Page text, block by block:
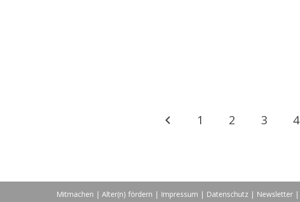
1 2 3 4
Mitmachen | Alter(n) fördern | Impressum | Datenschutz| Newsletter |